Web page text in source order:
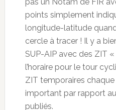
points simplement
longitude-latitude
cercle à tracer ! Il y a
SUP-AIP avec des ZIT
l’horaire pour le tour
ZIT temporaires chaque
important par rapport
publiés.